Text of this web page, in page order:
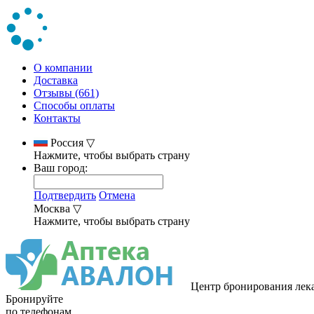
О компании
Доставка
Отзывы (661)
Способы оплаты
Контакты
Россия ▽
Нажмите, чтобы выбрать страну
Ваш город:
Подтвердить Отмена
Москва ▽
Нажмите, чтобы выбрать страну
Центр бронирования
Бронируйте
по телефонам